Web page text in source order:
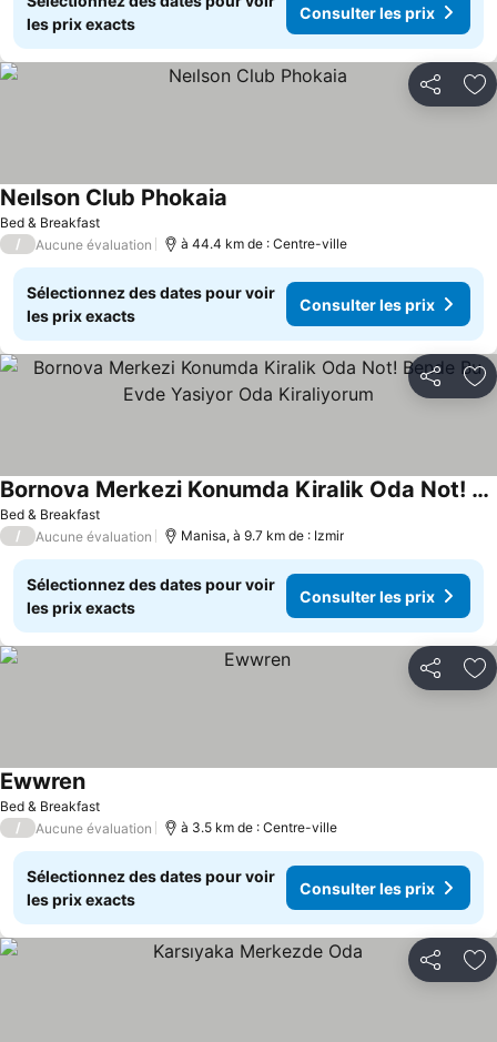
les prix exacts
Consulter les prix
Partager
Bed & Breakfast
Neılson Club Phokaia
/ Aucune évaluation à 44.4 km de : Centre-ville
Sélectionnez des dates pour voir
les prix exacts
Consulter les prix
Partager
Bed & Breakfast
Bornova Merkezi Konumda Kiralik Oda Not! Bende Bu Evde Yasiyor Oda Kiraliyorum
/ Aucune évaluation Manisa, à 9.7 km de : Izmir
Sélectionnez des dates pour voir
les prix exacts
Consulter les prix
Partager
Bed & Breakfast
Ewwren
/ Aucune évaluation à 3.5 km de : Centre-ville
Sélectionnez des dates pour voir
les prix exacts
Consulter les prix
Partager